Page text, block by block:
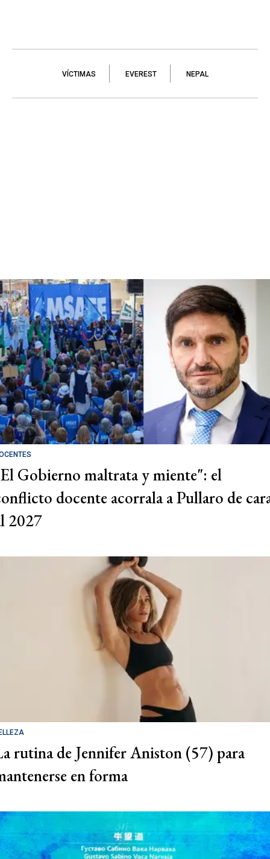
VÍCTIMAS EVEREST NEPAL
Gobierno maltrata y miente": el
docente acorrala a Pullaro de
2027
rutina de Jennifer Aniston (57) para
en forma